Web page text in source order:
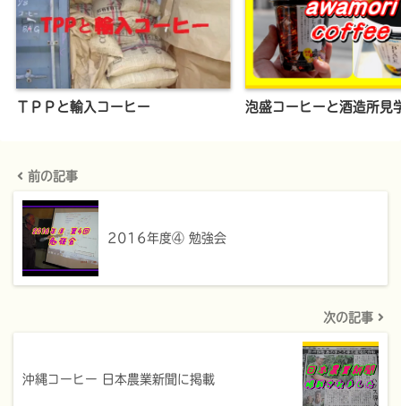
ＴＰＰと輸入コーヒー 泡盛コーヒーと酒造所見
前の記事
2016年度④ 勉強会
次の記事
沖縄コーヒー 日本農業新聞に掲載